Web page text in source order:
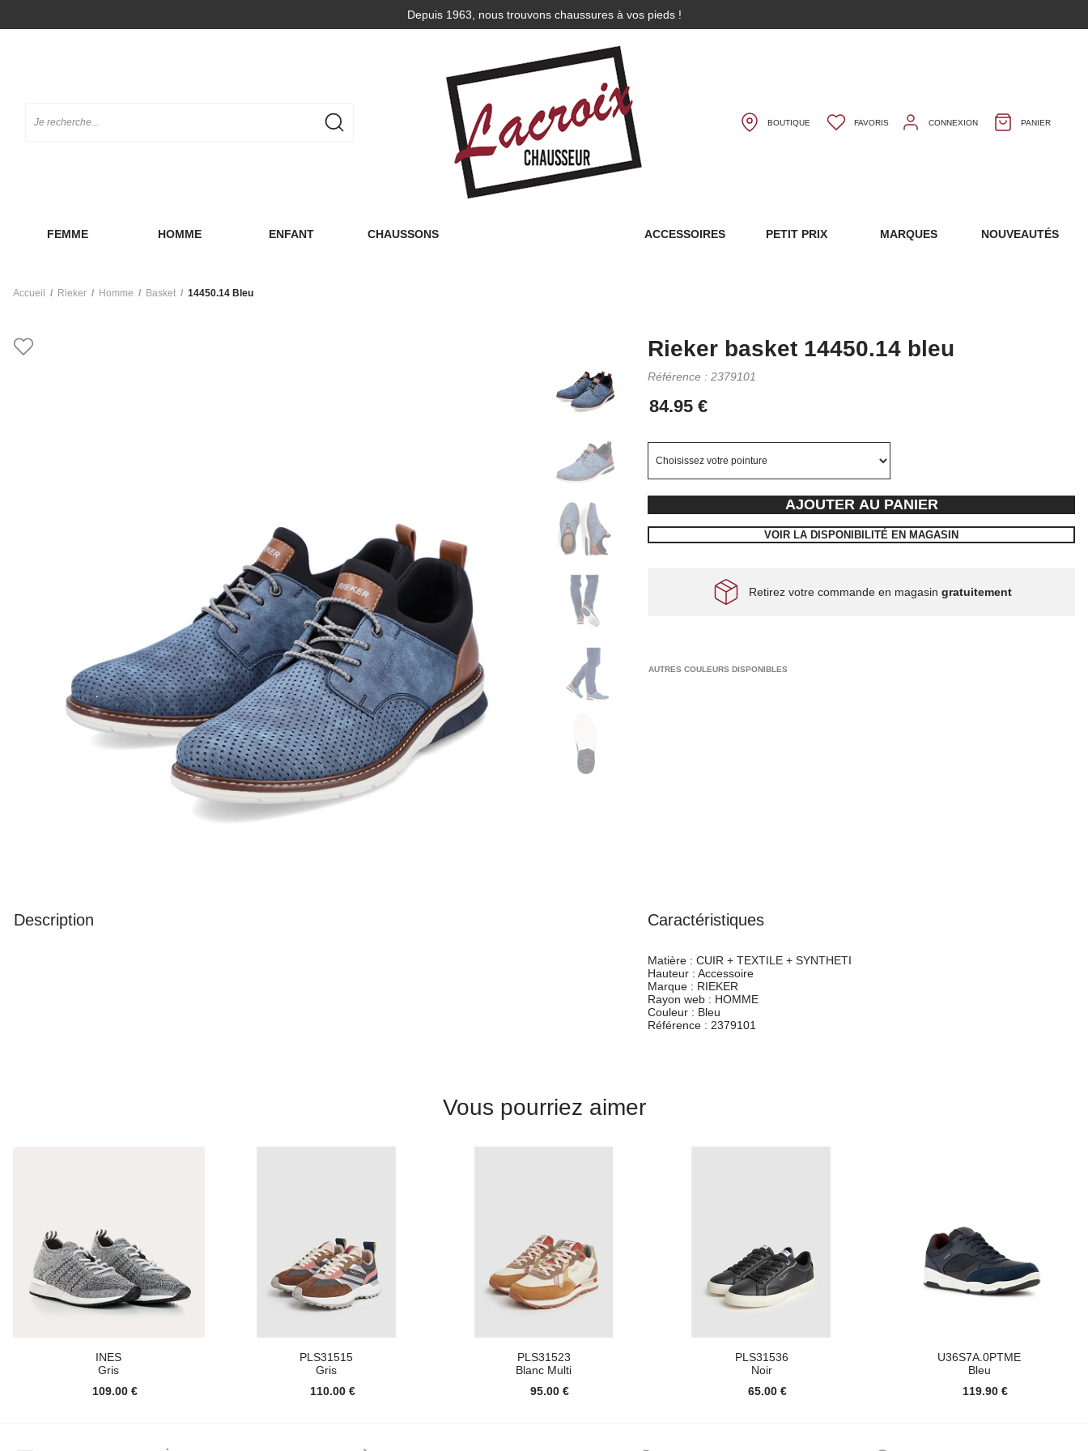
Depuis 1963, nous trouvons chaussures à vos pieds !
BOUTIQUE FAVORIS CONNEXION PANIER
FEMME HOMME ENFANT CHAUSSONS ACCESSOIRES PETIT PRIX MARQUES NOUVEAUTÉS
Accueil Rieker Homme Basket 14450.14 Bleu
Rieker basket 14450.14 bleu
Référence : 2379101
AJOUTER AU PANIER
VOIR LA DISPONIBILITÉ EN MAGASIN
Retirez votre commande en magasin gratuitement
AUTRES COULEURS DISPONIBLES
Description Caractéristiques
Matière : CUIR + TEXTILE + SYNTHETI
Hauteur : Accessoire
Marque : RIEKER
Rayon web : HOMME
Couleur : Bleu
Référence : 2379101
Vous pourriez aimer
INES
Gris
109.00 €
PLS31515
Gris
110.00 €
PLS31523
Blanc Multi
95.00 €
PLS31536
Noir
65.00 €
U36S7A.0PTME
Bleu
119.90 €